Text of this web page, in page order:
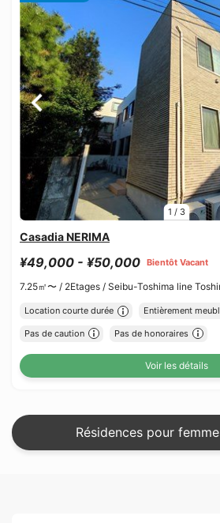
1 / 3
Casadia NERIMA
¥49,000 - ¥50,000 Bientôt Vacant
7.25㎡〜 / 2Etages / Seibu-Toshima line
Location courte durée Entièrement
Pas de caution Pas de honoraires
Voir les détails
Résidences pour